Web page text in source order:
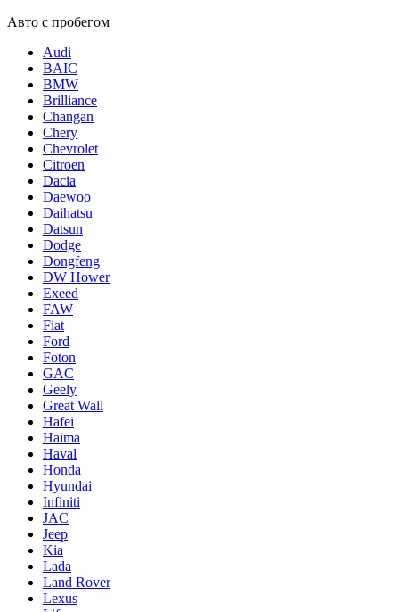
Авто с пробегом
Audi
BAIC
BMW
Brilliance
Changan
Chery
Chevrolet
Citroen
Dacia
Daewoo
Daihatsu
Datsun
Dodge
Dongfeng
DW Hower
Exeed
FAW
Fiat
Ford
Foton
GAC
Geely
Great Wall
Hafei
Haima
Haval
Honda
Hyundai
Infiniti
JAC
Jeep
Kia
Lada
Land Rover
Lexus